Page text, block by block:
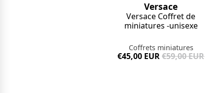
Versace
Versace Coffret de
miniatures -unisexe
Coffrets miniatures
€45,00 EUR€59,00 EUR